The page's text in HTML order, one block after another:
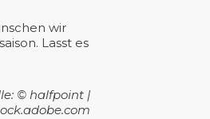
wir
Lasst es
© halfpoint |